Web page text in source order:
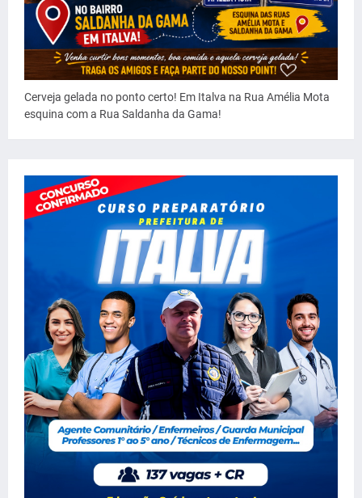
Cerveja gelada no ponto certo! Em Italva na Rua Amélia Mota
esquina com a Rua Saldanha da Gama!